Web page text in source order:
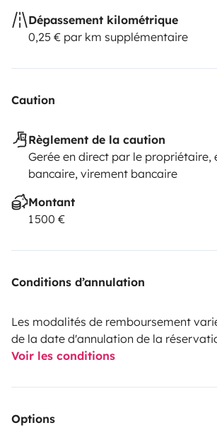
Dépassement kilométrique
0,25 € par km supplémentaire
Caution
Règlement de la caution
Gerée en direct par le propriétaire,
bancaire, virement bancaire
Montant
1 500 €
Conditions d’annulation
Les modalités de remboursement
de la date d'annulation de la
Voir les conditions
Options